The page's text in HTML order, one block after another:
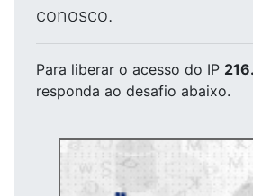
conosco.
Para liberar o acesso do IP
responda ao desafio abaixo.